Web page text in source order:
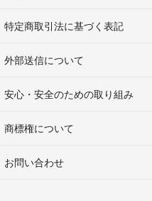
特定商取引法に基づく表記
外部送信について
安心・安全のための取り組み
商標権について
お問い合わせ